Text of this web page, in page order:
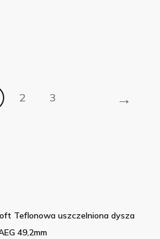
2 3 →
Teflonowa uszczelniona dysza
49,2mm